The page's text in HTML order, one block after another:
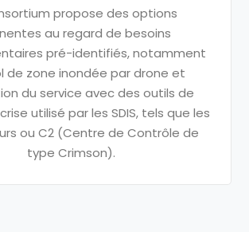
propose des options
au regard de besoins
pré-identifiés,notamment
de zone inondée par drone et
du service avec des outils de
crise utilisé par les SDIS, tels que les
ou C2 (Centre de Contrôle de
type Crimson).